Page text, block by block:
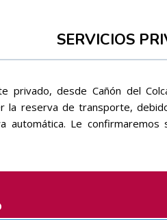
SERVICIOS
desde Cañón del
la reserva de transporte,
Le confirmaremos